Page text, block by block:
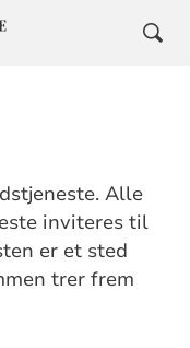
Alle
inviteres til
er et sted
trer frem